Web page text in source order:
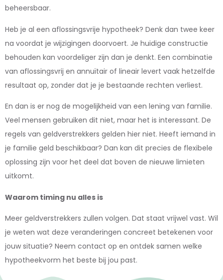
beheersbaar.
Heb je al een aflossingsvrije hypotheek? Denk dan twee keer
na voordat je wijzigingen doorvoert. Je huidige constructie
behouden kan voordeliger zijn dan je denkt. Een combinatie
van aflossingsvrij en annuïtair of lineair levert vaak hetzelfde
resultaat op, zonder dat je je bestaande rechten verliest.
En dan is er nog de mogelijkheid van een lening van familie.
Veel mensen gebruiken dit niet, maar het is interessant. De
regels van geldverstrekkers gelden hier niet. Heeft iemand in
je familie geld beschikbaar? Dan kan dit precies de flexibele
oplossing zijn voor het deel dat boven de nieuwe limieten
uitkomt.
Waarom timing nu alles is
Meer geldverstrekkers zullen volgen. Dat staat vrijwel vast. Wil
je weten wat deze veranderingen concreet betekenen voor
jouw situatie? Neem contact op en ontdek samen welke
hypotheekvorm het beste bij jou past.